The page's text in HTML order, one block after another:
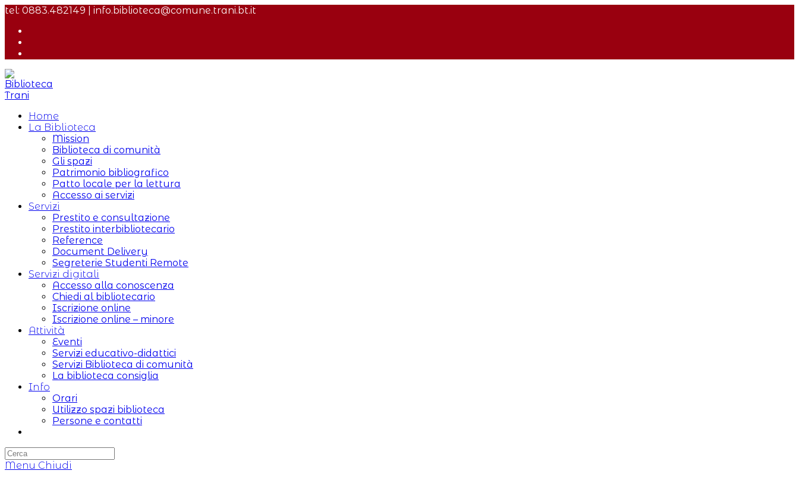
Salta
contenuto
tel: 0883.482149 | info.biblioteca@comune.trani.bt.it
Home
La Biblioteca
Mission
Biblioteca di comunità
Gli spazi
Patrimonio bibliografico
Patto locale per la lettura
Accesso ai servizi
Servizi
Prestito e consultazione
Prestito interbibliotecario
Reference
Document Delivery
Segreterie Studenti Remote
Servizi digitali
Accesso alla conoscenza
Chiedi al bibliotecario
Iscrizione online
Iscrizione online – minore
Attività
Eventi
Servizi educativo-didattici
Servizi Biblioteca di comunità
La biblioteca consiglia
Info
Orari
Utilizzo spazi biblioteca
Persone e contatti
sul
Menu Chiudi